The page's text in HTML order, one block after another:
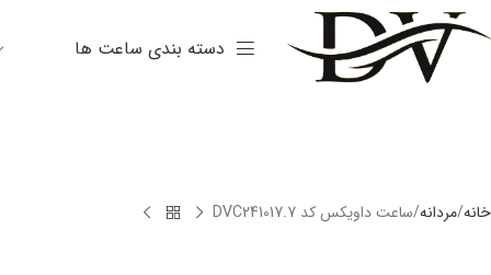
دسته بندی ساعت ها
خانه مردانه ساعت داویکس کد DVC241017.7